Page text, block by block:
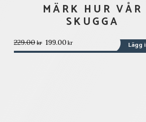
MÄRK HUR VÅR
SKUGGA
229.00kr Det
ursprungliga
199.00 krDet
nuvarande Lägg i